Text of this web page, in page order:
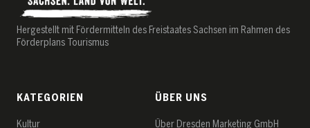
Hergestellt mit Fördermitteln des Freistaates Sachsen im Rahmen des
Förderplans Tourismus
KATEGORIEN
Kultur
ÜBER UNS
Über Dresden Marketing GmbH